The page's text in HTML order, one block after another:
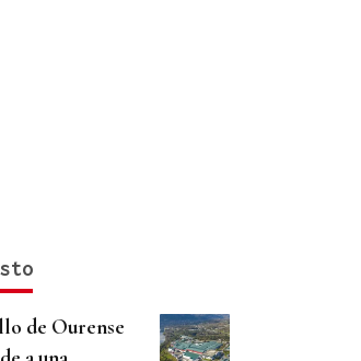
de Ourense